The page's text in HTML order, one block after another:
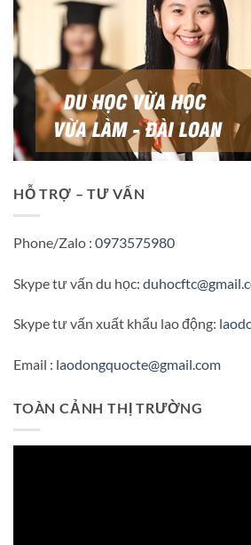
HỖ TRỢ – TƯ VẤN
Phone/Zalo : 0973575980
Skype tư vấn du học:
Skype tư vấn xuất khẩu lao động:
Email : laodongquocte@gmail.com
TOÀN CẢNH THỊ TRƯỜNG